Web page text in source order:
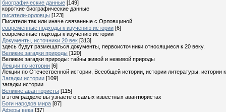
биографические данные [149]
короткие биографические данные
писатели-орловцы [123]
Писатели так или иначе связанные с Орловщиной
современные подходы к изучению истории [6]
современные подходы к изучению истории
Документы, источники 20 век [313]
здесь будут размещаться документы, первоисточники относящиеся к 20 веку.
Великие загадки природы [120]
Великие загадки природы: тайны живой и неживой природы
Лекции по истории [6]
Лекции по Отечественной истории, Всеобщей истории, истории литературы, истории
Загадки истории [109]
загадки истории
Великие авантюристы [115]
в этом разделе вы узнаете о самых известных авантюристах
Боги народов мира [87]
Аферы века [37]